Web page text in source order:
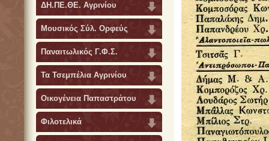
ΔΗ.ΠΕ.ΘΕ. Αγρινίου
Μουσικός Σύλ. Ορφεύς
Παναιτωλικός Γ.Φ.Σ.
Τα Τσεμπέλια Αγρινίου
Οικογένεια Παπαστράτου
Φιλοτελικά